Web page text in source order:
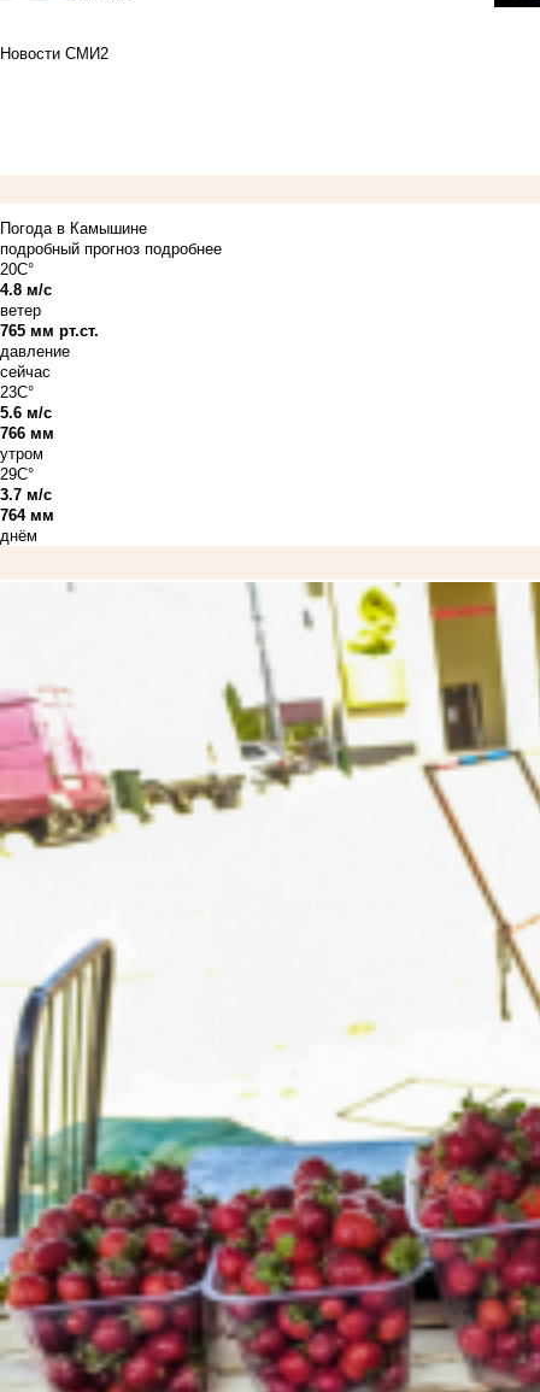
Новости СМИ2
Погода в Камышине
подробный прогноз подробнее
20C°
4.8 м/с
ветер
765 мм рт.ст.
давление
сейчас
23C°
5.6 м/с
766 мм
утром
29C°
3.7 м/с
764 мм
днём